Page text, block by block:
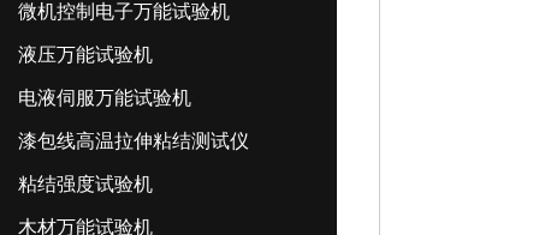
微机控制电子万能试验机
液压万能试验机
电液伺服万能试验机
漆包线高温拉伸粘结测试仪
粘结强度试验机
木材万能试验机